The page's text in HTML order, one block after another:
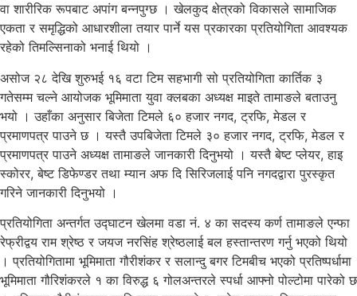
वा शारीरिक रूपबाट अपांग बन्नपुग्छ । खेलकुद क्षेत्रको विकासले सामाजिक
एकता र समृद्धिको आधारशीला तयार पार्ने यस प्रकारका प्रतियोगिता आवश्यक
रहेको तिमल्सिनाको भनाई थियो ।
असोज २८ देखि शुरुभई १६ वटा टिम सहभागी सो प्रतियोगिता कार्तिक ३
गतेसम्म चल्ने आयोजक भूमिमाता युवा क्लबका अध्यक्ष माइते तामाङले बताउनु
भयो । उहाँका अनुसार बिजेता टिमले ६० हजार नगद, ट्रफि, मेडल र
प्रमाणपत्र पाउने छ । यस्तै उपबिजेता टिमले ३० हजार नगद, ट्रफि, मेडल र
प्रमाणपत्र पाउने अध्यक्ष तामाङले जानकारी दिनुभयो । यस्तै बेष्ट प्लेयर, हाइ
स्कोरर, बेष्ट डिफेण्डर तथा म्यान अफ दि सिरिजलाई पनि नगदद्वारा पुरस्कृत
गरिने जानकारी दिनुभयो ।
प्रतियोगिता अन्तर्गत उद्घाटन खेलमा वडा नं. ४ का सदस्य कर्ण तामाङले एन्फा
रेफ्रीद्वय राम श्रेष्ठ र जयज नरसिंह श्रेष्ठलाई बल हस्तान्तरण गर्नु भएको थियो
। प्रतियोगितामा भूमिमाता गौरीशंकर र सलान्दु बगर टिमबीच भएको प्रतिष्पर्धामा
भूमिमाता गौरिशंकरले १ का विरुद्ध ६ गोलअन्तरले स्पर्धा आफ्नो पोल्टोमा पारेको छ